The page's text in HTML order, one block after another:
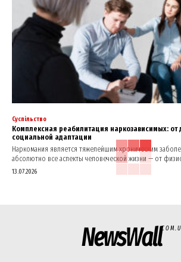
Суспільство
Комплексная реабилитация наркозависимых: от
социальной адаптации
Наркомания является тяжелейшим хроническим
абсолютно все аспекты человеческой жизни — от
13.07.2026
NewsWall